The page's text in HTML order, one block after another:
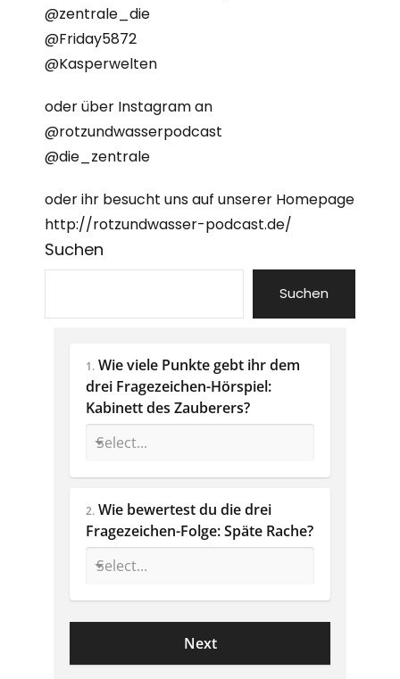
@zentrale_die
@Friday5872
@Kasperwelten
oder über Instagram an
@rotzundwasserpodcast
@die_zentrale
oder ihr besucht uns auf unserer Homepage
http://rotzundwasser-podcast.de/
Suchen
Suchen
1. Wie viele Punkte gebt ihr dem
drei Fragezeichen-Hörspiel:
Kabinett des Zauberers?
2. Wie bewertest du die drei